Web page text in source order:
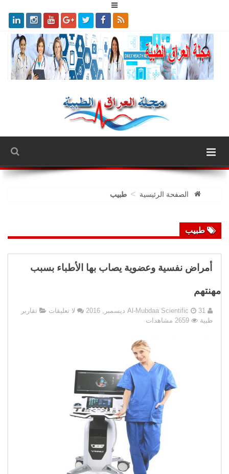
الصفحة الرئيسية > طبيب
طبيب
أمراض نفسية وعضوية يصاب بها الأطباء بسبب
مهنتهم
Al-Mubdaa Scientific 31 ديسمبر, 2016 لا تعليقات
تقارير
طبية
2659 مشاهدات